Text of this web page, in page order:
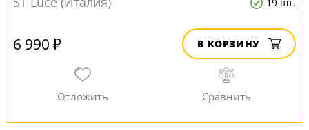
6 990 ₽ В КОРЗИНУ